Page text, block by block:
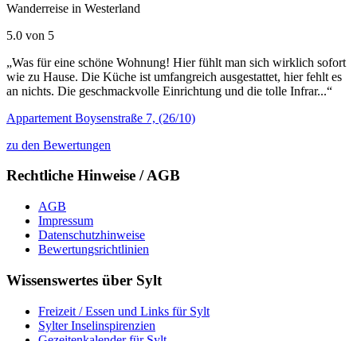
Wanderreise in Westerland
5.0 von 5
„Was für eine schöne Wohnung! Hier fühlt man sich wirklich sofort
wie zu Hause. Die Küche ist umfangreich ausgestattet, hier fehlt es
an nichts. Die geschmackvolle Einrichtung und die tolle Infrar...“
Appartement Boysenstraße 7, (26/10)
zu den Bewertungen
Rechtliche Hinweise / AGB
AGB
Impressum
Datenschutzhinweise
Bewertungsrichtlinien
Wissenswertes über Sylt
Freizeit / Essen und Links für Sylt
Sylter Inselinspirenzien